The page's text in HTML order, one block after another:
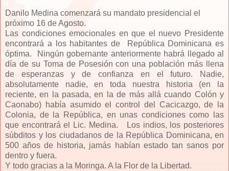
Danilo Medina comenzará su mandato presidencial el
próximo 16 de Agosto.
Las condiciones emocionales en que el nuevo Presidente
encontrará a los habitantes de República Dominicana es
óptima. Ningún gobernante anteriormente habrá llegado al
día de su Toma de Posesión con una población más llena
de esperanzas y de confianza en el futuro.
Nadie,
absolutamente nadie, en toda nuestra historia (en la
reciente, en la pasada, en la de más allá cuando Colón y
Caonabo) había asumido el control del Cacicazgo, de la
Colonia, de la República, en unas condiciones como las
que encontrará el Lic. Medina. Los indios, los posteriores
súbditos y los ciudadanos de la República Dominicana, en
500 años de historia, jamás habían estado tan sanos por
dentro y fuera.
Y todo gracias a la Moringa. A la Flor de la Libertad.